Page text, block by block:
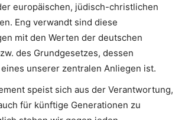
europäischen, jüdisch-christlichen
Eng verwandt sind diese
mit den Werten der deutschen
des Grundgesetzes, dessen
unserer zentralen Anliegen ist.
speist sich aus der Verantwortung,
für künftige Generationen zu